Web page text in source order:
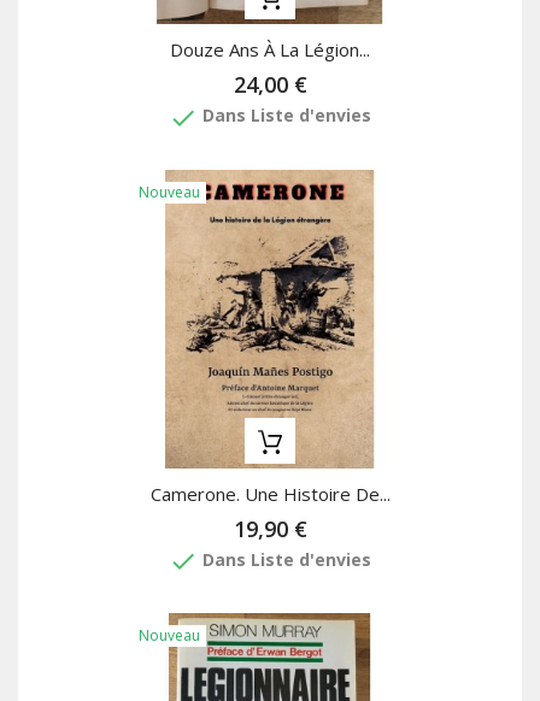
Douze Ans À La Légion...
24,00 €
done Dans Liste d'envies
Nouveau
Camerone. Une Histoire De...
19,90 €
done Dans Liste d'envies
Nouveau